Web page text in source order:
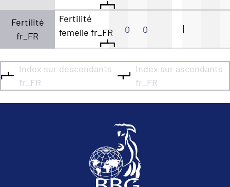
Fertilité
fr_FR
Fertilité
femelle fr_FR
0 0
Index sur descendants
fr_FR
Index sur ascendants
fr_FR